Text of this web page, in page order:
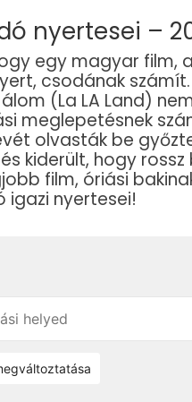
nyertesei –
egy magyar film,
csodának
(La LA Land)
meglepetésnek
olvasták be
kiderült, hogy
film, óriási
nyertesei!